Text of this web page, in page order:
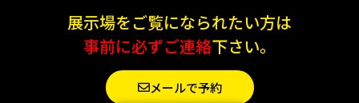
展示場をご覧になられたい方は
事前に必ずご連絡下さい。
メールで予約